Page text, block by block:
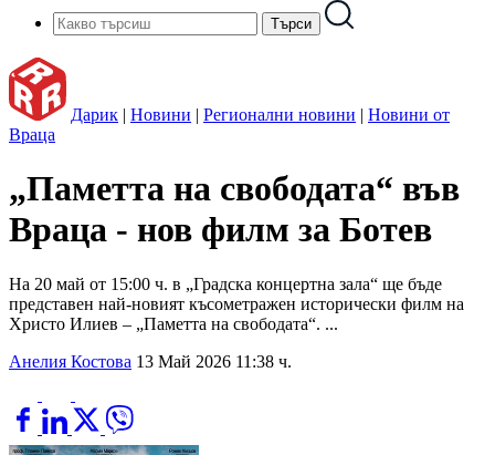
Дарик | Новини | Регионални новини | Новини от
Враца
„Паметта на свободата“ във
Враца - нов филм за Ботев
На 20 май от 15:00 ч. в „Градска концертна зала“ ще бъде
представен най-новият късометражен исторически филм на
Христо Илиев – „Паметта на свободата“. ...
Анелия Костова 13 Май 2026 11:38 ч.